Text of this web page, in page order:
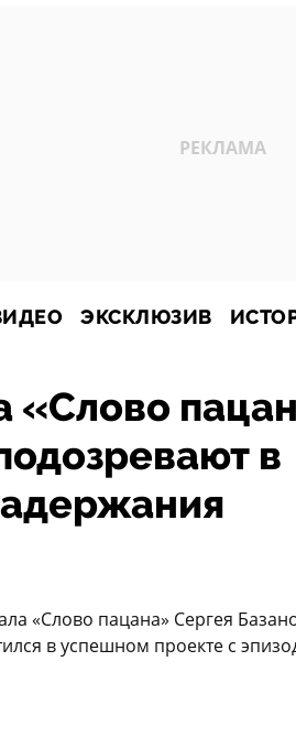
ЭКСКЛЮЗИВ
«Слово
в
«Слово пацана» Сергея
в успешном проекте с